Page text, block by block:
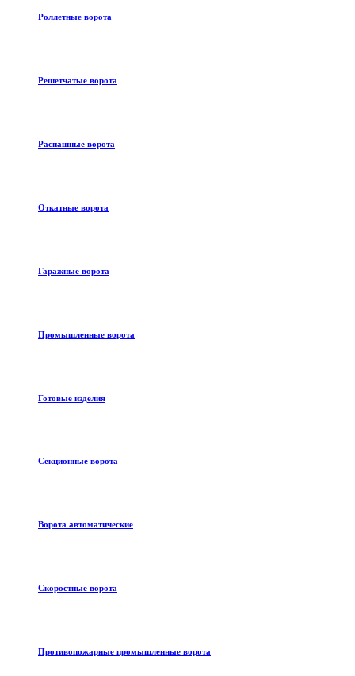
Роллетные ворота
Решетчатые ворота
Распашные ворота
Откатные ворота
Гаражные ворота
Промышленные ворота
Готовые изделия
Секционные ворота
Ворота автоматические
Скоростные ворота
Противопожарные промышленные ворота